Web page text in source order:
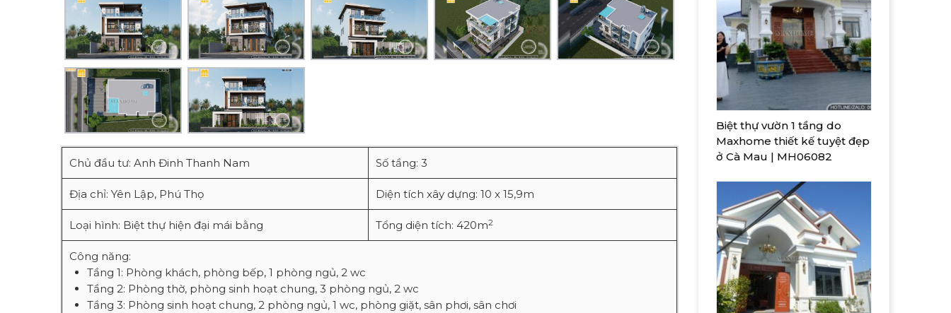
Chủ đầu tư: Anh Đinh Thanh Nam Số tầng: 3
Địa chỉ: Yên Lập, Phú Thọ Diện tích xây dựng: 10 x 15,9m
Loại hình: Biệt thự hiện đại mái bằng Tổng diện tích: 420m2
Công năng:
Tầng 1: Phòng khách, phòng bếp, 1 phòng ngủ, 2 wc
Tầng 2: Phòng thờ, phòng sinh hoạt chung, 3 phòng ngủ, 2 wc
Tầng 3: Phòng sinh hoạt chung, 2 phòng ngủ, 1 wc, phòng giặt, sân phơi, sân chơi
Biệt thự vườn 1 tầng do
Maxhome thiết kế tuyệt đẹp
ở Cà Mau | MH06082